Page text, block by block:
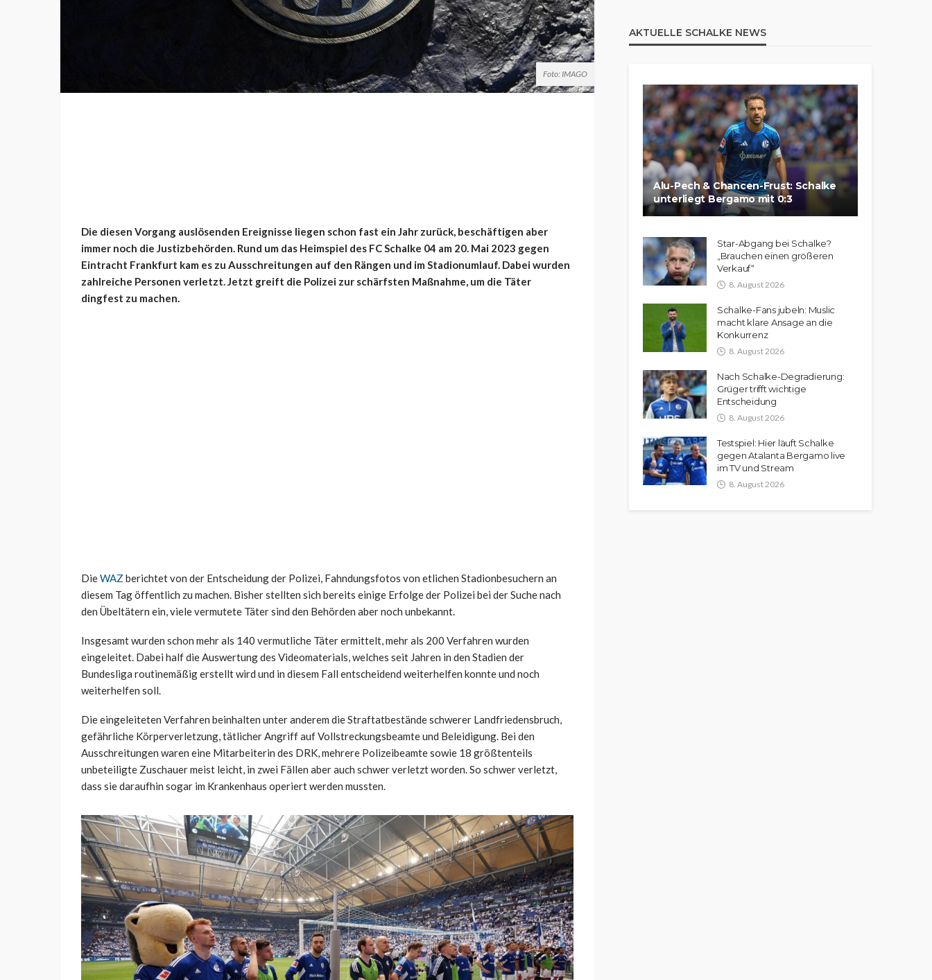
Foto: IMAGO
Die diesen Vorgang auslösenden Ereignisse liegen schon fast ein Jahr zurück, beschäftigen aber
immer noch die Justizbehörden. Rund um das Heimspiel des FC Schalke 04 am 20. Mai 2023 gegen
Eintracht Frankfurt kam es zu Ausschreitungen auf den Rängen und im Stadionumlauf. Dabei wurden
zahlreiche Personen verletzt. Jetzt greift die Polizei zur schärfsten Maßnahme, um die Täter
dingfest zu machen.
DieWAZ berichtet von der Entscheidung der Polizei, Fahndungsfotos von etlichen Stadionbesuchern an
diesem Tag öffentlich zu machen. Bisher stellten sich bereits einige Erfolge der Polizei bei der Suche nach
den Übeltätern ein, viele vermutete Täter sind den Behörden aber noch unbekannt.
Insgesamt wurden schon mehr als 140 vermutliche Täter ermittelt, mehr als 200 Verfahren wurden
eingeleitet. Dabei half die Auswertung des Videomaterials, welches seit Jahren in den Stadien der
Bundesliga routinemäßig erstellt wird und in diesem Fall entscheidend weiterhelfen konnte und noch
weiterhelfen soll.
Die eingeleiteten Verfahren beinhalten unter anderem die Straftatbestände schwerer Landfriedensbruch,
gefährliche Körperverletzung, tätlicher Angriff auf Vollstreckungsbeamte und Beleidigung. Bei den
Ausschreitungen waren eine Mitarbeiterin des DRK, mehrere Polizeibeamte sowie 18 größtenteils
unbeteiligte Zuschauer meist leicht, in zwei Fällen aber auch schwer verletzt worden. So schwer verletzt,
dass sie daraufhin sogar im Krankenhaus operiert werden mussten.
AKTUELLE SCHALKE NEWS
Alu-Pech & Chancen-Frust: Schalke
unterliegt Bergamo mit 0:3
Star-Abgang bei Schalke?
„Brauchen einen größeren
Verkauf“
8. August 2026
Schalke-Fans jubeln: Muslic
macht klare Ansage an die
Konkurrenz
8. August 2026
Nach Schalke-Degradierung:
Grüger trifft wichtige
Entscheidung
8. August 2026
Testspiel: Hier läuft Schalke
gegen Atalanta Bergamo live
im TV und Stream
8. August 2026